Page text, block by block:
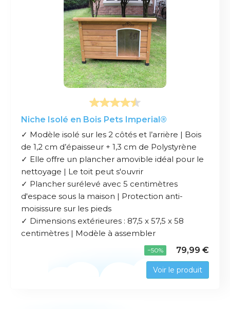
Niche Isolé en Bois Pets Imperial®
✓ Modèle isolé sur les 2 côtés et l’arrière | Bois
de 1,2 cm d’épaisseur + 1,3 cm de Polystyrène
✓ Elle offre un plancher amovible idéal pour le
nettoyage | Le toit peut s'ouvrir
✓ Plancher surélevé avec 5 centimètres
d'espace sous la maison | Protection anti-
moisissure sur les pieds
✓ Dimensions extérieures : 87,5 x 57,5 x 58
centimètres | Modèle à assembler
−50% 79,99 €
Voir le produit